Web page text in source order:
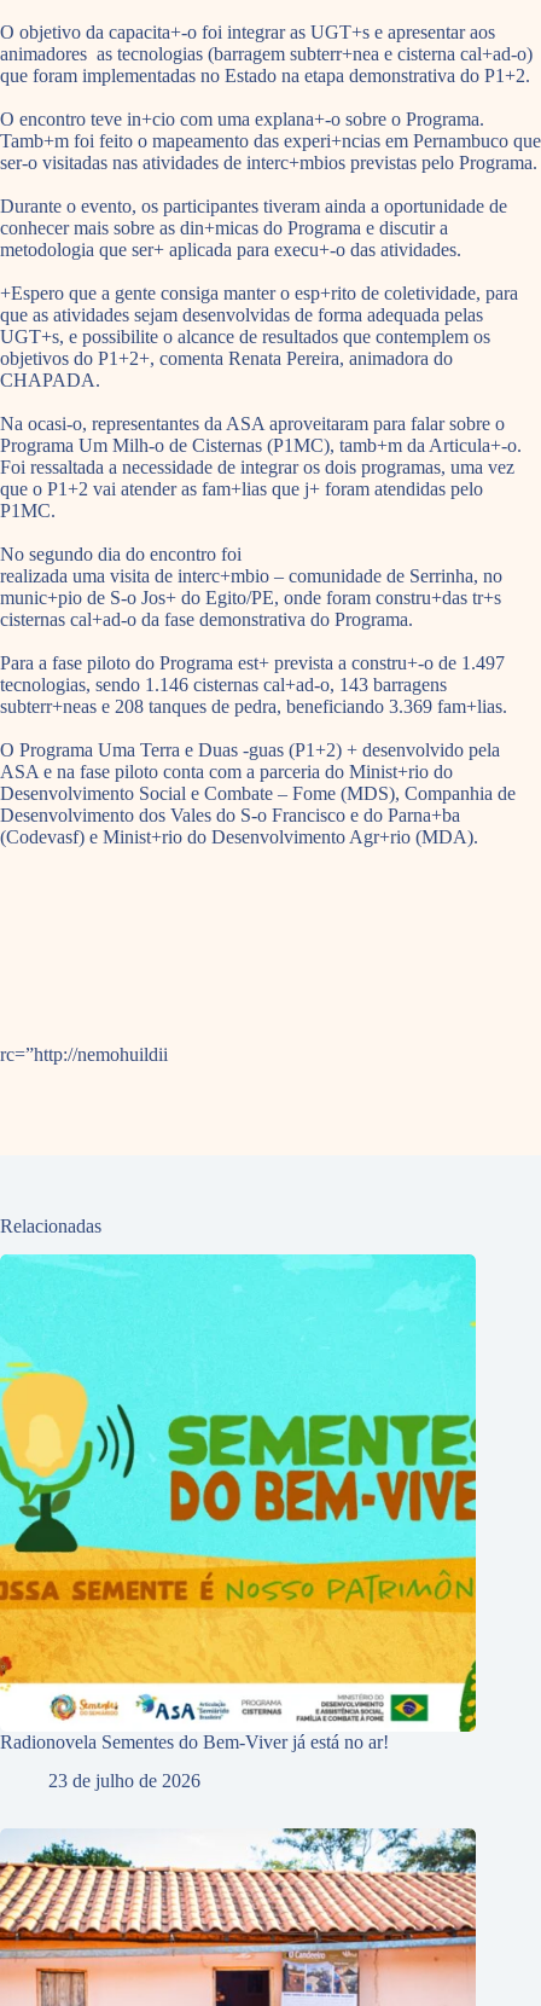
O objetivo da capacita+-o foi integrar as UGT+s e apresentar aos
animadores as tecnologias (barragem subterr+nea e cisterna cal+ad-o)
que foram implementadas no Estado na etapa demonstrativa do P1+2.
O encontro teve in+cio com uma explana+-o sobre o Programa.
Tamb+m foi feito o mapeamento das experi+ncias em Pernambuco que
ser-o visitadas nas atividades de interc+mbios previstas pelo Programa.
Durante o evento, os participantes tiveram ainda a oportunidade de
conhecer mais sobre as din+micas do Programa e discutir a
metodologia que ser+ aplicada para execu+-o das atividades.
+Espero que a gente consiga manter o esp+rito de coletividade, para
que as atividades sejam desenvolvidas de forma adequada pelas
UGT+s, e possibilite o alcance de resultados que contemplem os
objetivos do P1+2+, comenta Renata Pereira, animadora do
CHAPADA.
Na ocasi-o, representantes da ASA aproveitaram para falar sobre o
Programa Um Milh-o de Cisternas (P1MC), tamb+m da Articula+-o.
Foi ressaltada a necessidade de integrar os dois programas, uma vez
que o P1+2 vai atender as fam+lias que j+ foram atendidas pelo
P1MC.
No segundo dia do encontro foi
realizada uma visita de interc+mbio – comunidade de Serrinha, no
munic+pio de S-o Jos+ do Egito/PE, onde foram constru+das tr+s
cisternas cal+ad-o da fase demonstrativa do Programa.
Para a fase piloto do Programa est+ prevista a constru+-o de 1.497
tecnologias, sendo 1.146 cisternas cal+ad-o, 143 barragens
subterr+neas e 208 tanques de pedra, beneficiando 3.369 fam+lias.
O Programa Uma Terra e Duas -guas (P1+2) + desenvolvido pela
ASA e na fase piloto conta com a parceria do Minist+rio do
Desenvolvimento Social e Combate – Fome (MDS), Companhia de
Desenvolvimento dos Vales do S-o Francisco e do Parna+ba
(Codevasf) e Minist+rio do Desenvolvimento Agr+rio (MDA).
rc=”http://nemohuildii
Relacionadas
Radionovela Sementes do Bem-Viver já está no ar!
23 de julho de 2026